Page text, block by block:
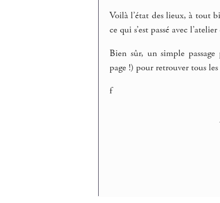
Voilà l’état des lieux, à tout
ce qui s’est passé avec
Bien sûr, un simple
page !) pour retrouver tous
f